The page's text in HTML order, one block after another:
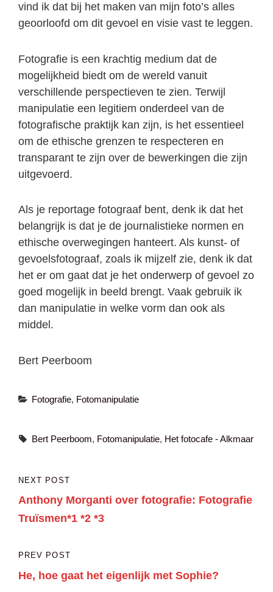
vind ik dat bij het maken van mijn foto’s alles
geoorloofd om dit gevoel en visie vast te leggen.
Fotografie is een krachtig medium dat de
mogelijkheid biedt om de wereld vanuit
verschillende perspectieven te zien. Terwijl
manipulatie een legitiem onderdeel van de
fotografische praktijk kan zijn, is het essentieel
om de ethische grenzen te respecteren en
transparant te zijn over de bewerkingen die zijn
uitgevoerd.
Als je reportage fotograaf bent, denk ik dat het
belangrijk is dat je de journalistieke normen en
ethische overwegingen hanteert. Als kunst- of
gevoelsfotograaf, zoals ik mijzelf zie, denk ik dat
het er om gaat dat je het onderwerp of gevoel zo
goed mogelijk in beeld brengt. Vaak gebruik ik
dan manipulatie in welke vorm dan ook als
middel.
Bert Peerboom
Categories
Fotografie, Fotomanipulatie
Tags,
Bert Peerboom, Fotomanipulatie, Het fotocafe - Alkmaar
Bericht
navigatie
Previous
Post
PREV POST
He, hoe gaat het eigenlijk met Sophie?
Next
Post
NEXT POST
Anthony Morganti over fotografie: Fotografie
Truïsmen*1 *2 *3